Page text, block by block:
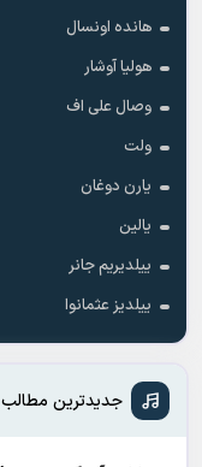
هانده اونسال
هولیا آوشار
وصال علی اف
ولت
یارن دوغان
یالین
ییلدیریم جانر
ییلدیز عثمانوا
جدیدترین مطالب